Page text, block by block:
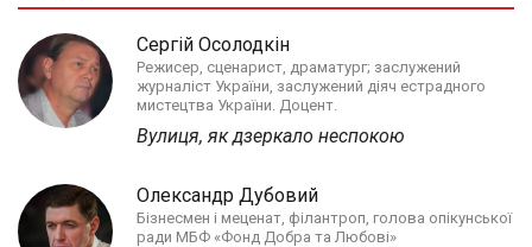
Сергій Осолодкін
Режисер, сценарист, драматург; заслужений
журналіст України, заслужений діяч естрадного
мистецтва України. Доцент.
Вулиця, як дзеркало неспокою
Олександр Дубовий
Бізнесмен і меценат, філантроп, голова опікунської
ради МБФ «Фонд Добра та Любові»